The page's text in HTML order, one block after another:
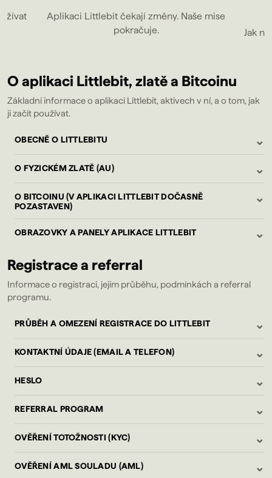
Aplikaci Littlebit čekají změny. Naše mise
pokračuje.
Jak
O aplikaci Littlebit, zlatě a Bitcoinu
Základní informace o aplikaci Littlebit, aktivech v ní, a o tom, jak
ji začít používat.
OBECNĚ O LITTLEBITU ⌄
O FYZICKÉM ZLATĚ (AU) ⌄
O BITCOINU (V APLIKACI LITTLEBIT DOČASNĚ
POZASTAVEN)
⌄
OBRAZOVKY A PANELY APLIKACE LITTLEBIT ⌄
Registrace a referral
Informace o registraci, jejím průběhu, podmínkách a referral
programu.
PRŮBĚH A OMEZENÍ REGISTRACE DO LITTLEBIT ⌄
KONTAKTNÍ ÚDAJE (EMAIL A TELEFON) ⌄
HESLO ⌄
REFERRAL PROGRAM ⌄
OVĚŘENÍ TOTOŽNOSTI (KYC) ⌄
OVĚŘENÍ AML SOULADU (AML) ⌄